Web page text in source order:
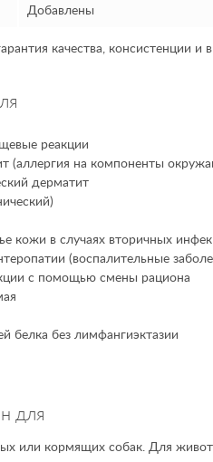
Добавлены
качества, консистенции
реакции
(аллергия на компоненты
дерматит
кожи в случаях вторичных
(воспалительные
с помощью смены рациона
белка без лимфангиэктазии
для
или кормящих собак. Для